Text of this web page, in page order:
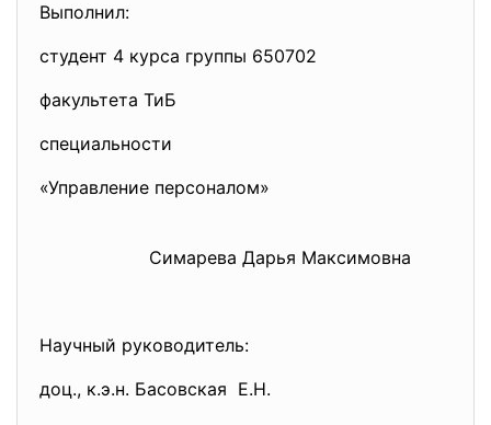
Выполнил:
студент 4 курса группы 650702
факультета ТиБ
специальности
«Управление персоналом»
Симарева Дарья Максимовна
Научный руководитель:
доц., к.э.н. Басовская Е.Н.